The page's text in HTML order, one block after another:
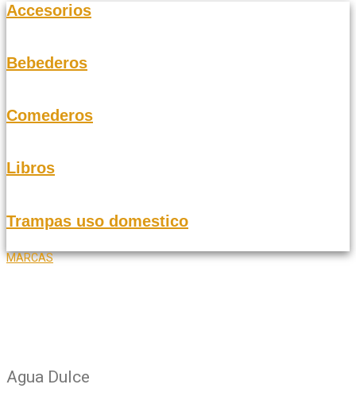
Accesorios
Bebederos
Comederos
Libros
Trampas uso domestico
MARCAS
Agua Dulce